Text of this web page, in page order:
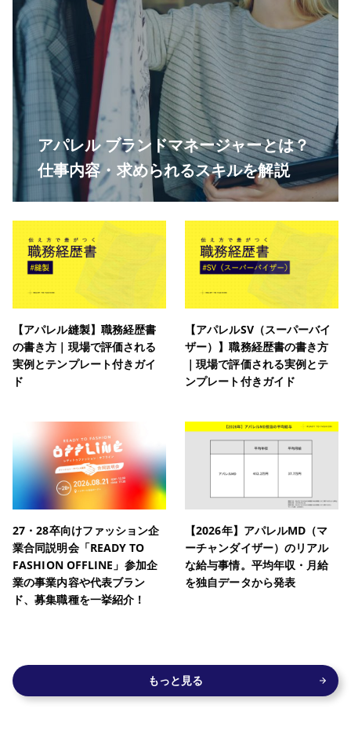
アパレル ブランドマネージャーとは？
仕事内容・求められるスキルを解説
【アパレル縫製】職務経歴書
の書き方｜現場で評価される
実例とテンプレート付きガイ
ド
【アパレルSV（スーパーバイ
ザー）】職務経歴書の書き方
｜現場で評価される実例とテ
ンプレート付きガイド
27・28卒向けファッション企
業合同説明会「READY TO
FASHION OFFLINE」参加企
業の事業内容や代表ブラン
ド、募集職種を一挙紹介！
【2026年】アパレルMD（マ
ーチャンダイザー）のリアル
な給与事情。平均年収・月給
を独自データから発表
もっと見る